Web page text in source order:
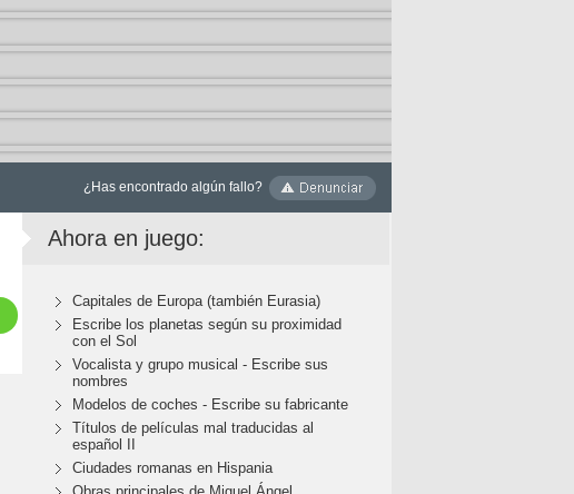
¿Has encontrado algún fallo?
Ahora en juego:
Capitales de Europa (también Eurasia)
Escribe los planetas según su proximidad
con el Sol
Vocalista y grupo musical - Escribe sus
nombres
Modelos de coches - Escribe su fabricante
Títulos de películas mal traducidas al
español II
Ciudades romanas en Hispania